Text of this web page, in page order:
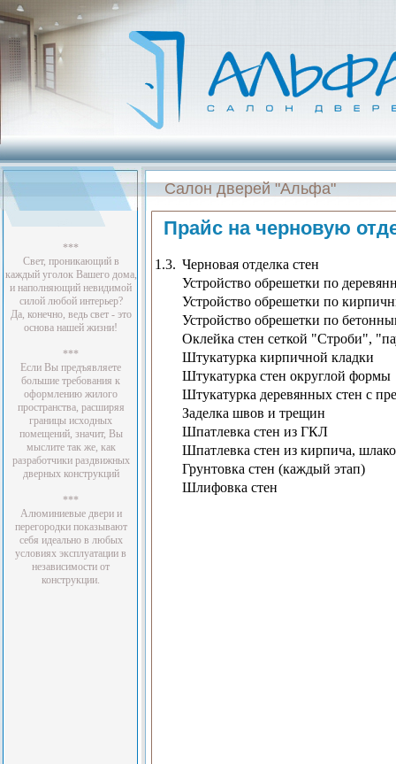
Салон дверей "Альфа"
***
Свет, проникающий в
каждый уголок Вашего дома,
и наполняющий невидимой
силой любой интерьер?
Да, конечно, ведь свет - это
основа нашей жизни!
***
Если Вы предъявляете
большие требования к
оформлению жилого
пространства, расширяя
границы исходных
помещений, значит, Вы
мыслите так же, как
разработчики раздвижных
дверных конструкций
***
Алюминиевые двери и
перегородки показывают
себя идеально в любых
условиях эксплуатации в
независимости от
конструкции.
Прайс на черновую
1.3. Черновая отделка стен
Устройство обрешетки по
Устройство обрешетки по
Устройство обрешетки по
Оклейка стен сеткой "Строби",
Штукатурка кирпичной кладки
Штукатурка стен округлой формы
Штукатурка деревянных стен с
Заделка швов и трещин
Шпатлевка стен из ГКЛ
Шпатлевка стен из кирпича,
Грунтовка стен (каждый этап)
Шлифовка стен